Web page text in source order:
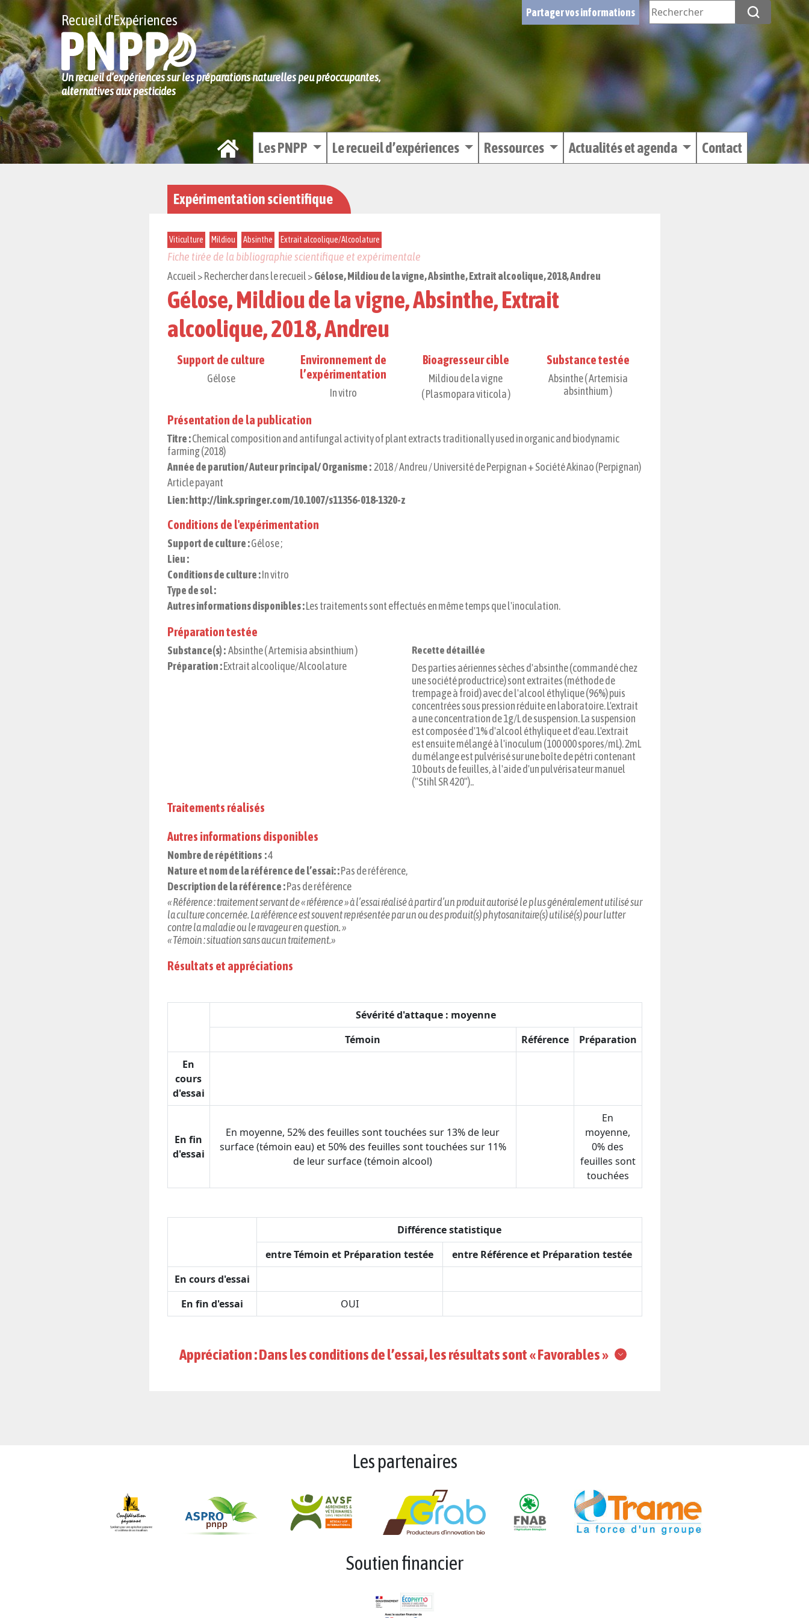
Recueil d'Expériences
Un recueil d’expériences sur les préparations naturelles peu préoccupantes,
alternatives aux pesticides
Partager vos informations
}
Les PNPP Le recueil d’expériences Ressources Actualités et agenda Contact
Expérimentation scientifique
Viticulture Mildiou Absinthe Extrait alcoolique/Alcoolature
Fiche tirée de la bibliographie scientifique et expérimentale
Accueil>Rechercher dans le recueil>Gélose, Mildiou de la vigne, Absinthe, Extrait alcoolique, 2018, Andreu
Gélose, Mildiou de la vigne, Absinthe, Extrait
alcoolique, 2018, Andreu
Support de culture
Gélose
Environnement de
l’expérimentation
In vitro
Bioagresseur cible
Mildiou de la vigne
( Plasmopara viticola )
Substance testée
Absinthe ( Artemisia
absinthium )
Présentation de la publication
Titre :Chemical composition and antifungal activity of plant extracts traditionally used in organic and biodynamic
farming (2018)
Année de parution/ Auteur principal/ Organisme :2018 / Andreu / Université de Perpignan + Société Akinao (Perpignan)
Article payant
Lien: http://link.springer.com/10.1007/s11356-018-1320-z
Conditions de l'expérimentation
Support de culture :Gélose ;
Lieu :
Conditions de culture :In vitro
Type de sol :
Autres informations disponibles :Les traitements sont effectués en même temps que l'inoculation.
Préparation testée
Substance(s) :Absinthe ( Artemisia absinthium )
Préparation :Extrait alcoolique/Alcoolature
Recette détaillée
Des parties aériennes sèches d'absinthe (commandé chez
une société productrice) sont extraites (méthode de
trempage à froid) avec de l'alcool éthylique (96%) puis
concentrées sous pression réduite en laboratoire. L'extrait
a une concentration de 1g/L de suspension. La suspension
est composée d'1% d'alcool éthylique et d'eau. L'extrait
est ensuite mélangé à l'inoculum (100 000 spores/mL). 2mL
du mélange est pulvérisé sur une boîte de pétri contenant
10 bouts de feuilles, à l'aide d'un pulvérisateur manuel
("Stihl SR 420")..
Traitements réalisés
Autres informations disponibles
Nombre de répétitions :4
Nature et nom de la référence de l’essai: :Pas de référence,
Description de la référence :Pas de référence
« Référence : traitement servant de « référence » à l’essai réalisé à partir d’un produit autorisé le plus généralement utilisé sur
la culture concernée. La référence est souvent représentée par un ou des produit(s) phytosanitaire(s) utilisé(s) pour lutter
contre la maladie ou le ravageur en question. »
« Témoin : situation sans aucun traitement.»
Résultats et appréciations
Sévérité d'attaque : moyenne
Témoin
Référence
Préparation
En
cours
d'essai
En fin
d'essai
En moyenne, 52% des feuilles sont touchées sur 13% de leur
surface (témoin eau) et 50% des feuilles sont touchées sur 11%
de leur surface (témoin alcool)
En
moyenne,
0% des
feuilles sont
touchées
Différence statistique
entre Témoin et Préparation testée
entre Référence et Préparation testée
En cours d'essai
En fin d'essai
OUI
Appréciation : Dans les conditions de l’essai, les résultats sont « Favorables »
Les partenaires
Soutien financier